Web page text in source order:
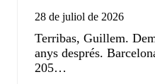
28 de juliol de 2026
Terribas, Guillem.
anys després.
205…